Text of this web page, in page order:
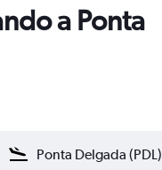
a Ponta